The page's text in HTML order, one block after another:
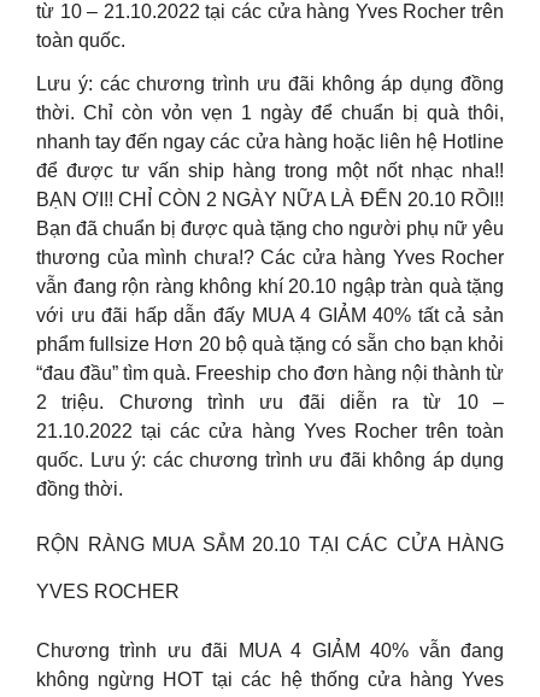
từ 10 – 21.10.2022 tại các cửa hàng Yves Rocher trên
toàn quốc.
Lưu ý: các chương trình ưu đãi không áp dụng đồng
thời. Chỉ còn vỏn vẹn 1 ngày để chuẩn bị quà thôi,
nhanh tay đến ngay các cửa hàng hoặc liên hệ Hotline
để được tư vấn ship hàng trong một nốt nhạc nha!!
BẠN ƠI!! CHỈ CÒN 2 NGÀY NỮA LÀ ĐẾN 20.10 RỒI!!
Bạn đã chuẩn bị được quà tặng cho người phụ nữ yêu
thương của mình chưa!? Các cửa hàng Yves Rocher
vẫn đang rộn ràng không khí 20.10 ngập tràn quà tặng
với ưu đãi hấp dẫn đấy MUA 4 GIẢM 40% tất cả sản
phẩm fullsize Hơn 20 bộ quà tặng có sẵn cho bạn khỏi
“đau đầu” tìm quà. Freeship cho đơn hàng nội thành từ
2 triệu. Chương trình ưu đãi diễn ra từ 10 –
21.10.2022 tại các cửa hàng Yves Rocher trên toàn
quốc. Lưu ý: các chương trình ưu đãi không áp dụng
đồng thời.
RỘN RÀNG MUA SẮM 20.10 TẠI CÁC CỬA HÀNG
YVES ROCHER
Chương trình ưu đãi MUA 4 GIẢM 40% vẫn đang
không ngừng HOT tại các hệ thống cửa hàng Yves